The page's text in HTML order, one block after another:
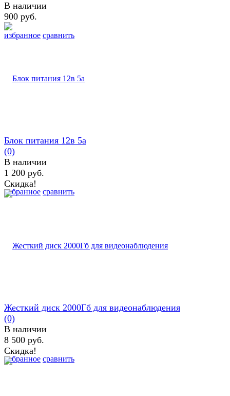
избранное сравнить
В наличии
900 руб.
избранное сравнить
Блок питания 12в 5а
(0)
В наличии
1 200 руб.
Скидка!
избранное сравнить
Жесткий диск 2000Гб для видеонаблюдения
(0)
В наличии
8 500 руб.
Скидка!